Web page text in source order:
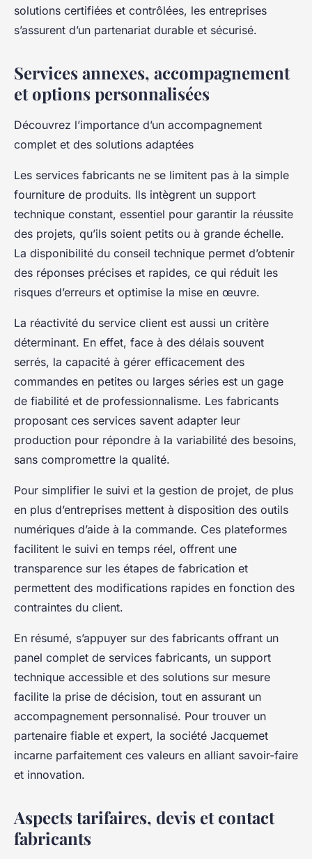
solutions certifiées et contrôlées, les entreprises
s’assurent d’un partenariat durable et sécurisé.
Services annexes, accompagnement
et options personnalisées
Découvrez l’importance d’un accompagnement
complet et des solutions adaptées
Les services fabricants ne se limitent pas à la simple
fourniture de produits. Ils intègrent un support
technique constant, essentiel pour garantir la réussite
des projets, qu’ils soient petits ou à grande échelle.
La disponibilité du conseil technique permet d’obtenir
des réponses précises et rapides, ce qui réduit les
risques d’erreurs et optimise la mise en œuvre.
La réactivité du service client est aussi un critère
déterminant. En effet, face à des délais souvent
serrés, la capacité à gérer efficacement des
commandes en petites ou larges séries est un gage
de fiabilité et de professionnalisme. Les fabricants
proposant ces services savent adapter leur
production pour répondre à la variabilité des besoins,
sans compromettre la qualité.
Pour simplifier le suivi et la gestion de projet, de plus
en plus d’entreprises mettent à disposition des outils
numériques d’aide à la commande. Ces plateformes
facilitent le suivi en temps réel, offrent une
transparence sur les étapes de fabrication et
permettent des modifications rapides en fonction des
contraintes du client.
En résumé, s’appuyer sur des fabricants offrant un
panel complet de services fabricants, un support
technique accessible et des solutions sur mesure
facilite la prise de décision, tout en assurant un
accompagnement personnalisé. Pour trouver un
partenaire fiable et expert, la société Jacquemet
incarne parfaitement ces valeurs en alliant savoir-faire
et innovation.
Aspects tarifaires, devis et contact
fabricants